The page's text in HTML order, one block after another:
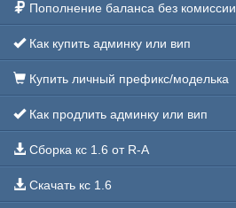
Пополнение баланса без комиссии
Как купить админку или вип
Купить личный префикс/моделька
Как продлить админку или вип
Сборка кс 1.6 от R-A
Скачать кс 1.6